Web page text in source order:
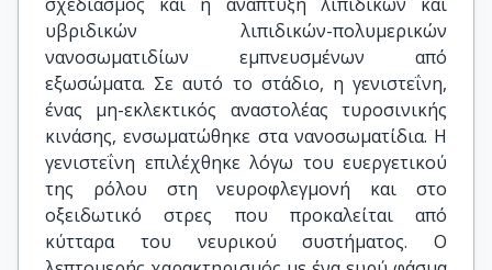
υβριδικών λιπιδικών-πολυμερικών
νανοσωματιδίων εμπνευσμένων από
εξωσώματα. Σε αυτό το στάδιο, η γενιστεΐνη,
ένας μη-εκλεκτικός αναστολέας τυροσινικής
κινάσης, ενσωματώθηκε στα νανοσωματίδια. Η
γενιστεΐνη επιλέχθηκε λόγω του ευεργετικού
της ρόλου στη νευροφλεγμονή και στο
οξειδωτικό στρες που προκαλείται από
κύτταρα του νευρικού συστήματος. Ο